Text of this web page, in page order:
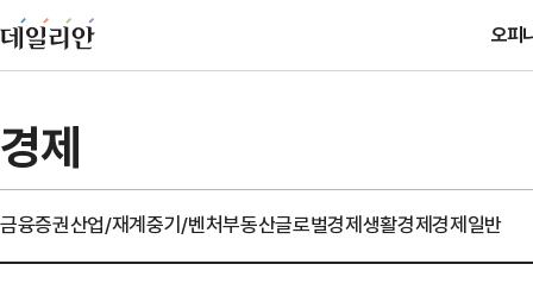
오피
경제
금융증권산업/재계중기/벤처부동산글로벌경제생활경제경제일반